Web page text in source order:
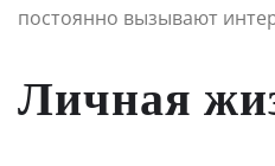
постоянно вызывают
Личная